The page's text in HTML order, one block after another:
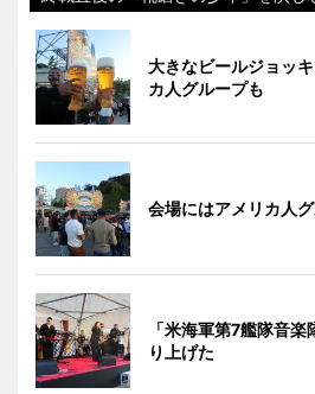
大きなビールジョッ
カ人グループも
会場にはアメリカ人
「米海軍第7艦隊音
り上げた